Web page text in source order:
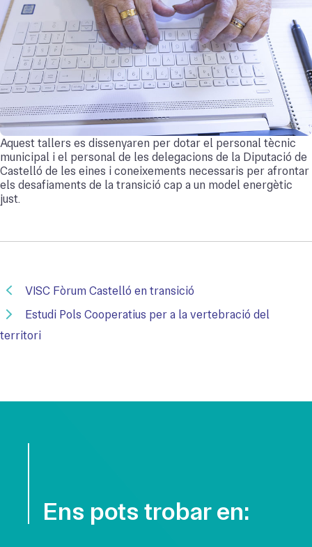
Aquest tallers es dissenyaren per dotar el personal tècnic
municipal i el personal de les delegacions de la Diputació de
Castelló de les eines i coneixements necessaris per afrontar
els desafiaments de la transició cap a un model energètic
just.
VISC Fòrum Castelló en transició
Estudi Pols Cooperatius per a la vertebració del
territori
Ens pots trobar en: